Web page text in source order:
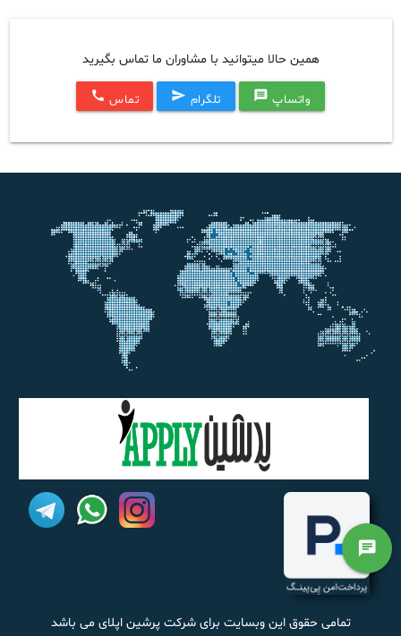
همین حالا میتوانید با مشاوران ما تماس بگیرید
واتساپ message تلگرام send تماس call
تمامی حقوق این وبسایت برای شرکت پرشین اپلای می باشد
chat